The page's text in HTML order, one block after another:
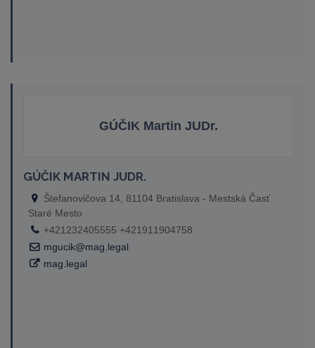
GÚČIK Martin JUDr.
GÚČIK MARTIN JUDR.
Štefanovičova 14, 81104 Bratislava - Mestská Časť
Staré Mesto
+421232405555 +421911904758
mgucik@mag.legal
mag.legal